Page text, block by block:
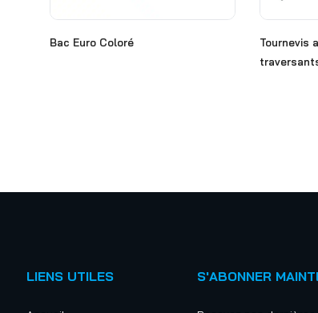
Bac Euro Coloré
Tournevis
LIENS UTILES S'ABONNER